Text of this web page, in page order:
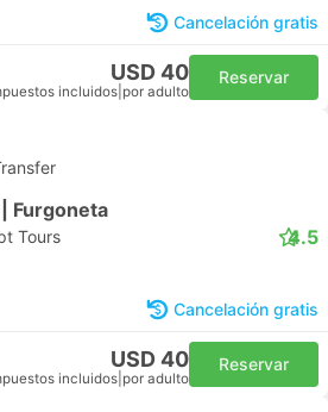
Cancelación gratis
USD 40
incluidos por adulto
Reservar
Furgoneta
Tours 4.5
Cancelación gratis
USD 40
incluidos por adulto
Reservar